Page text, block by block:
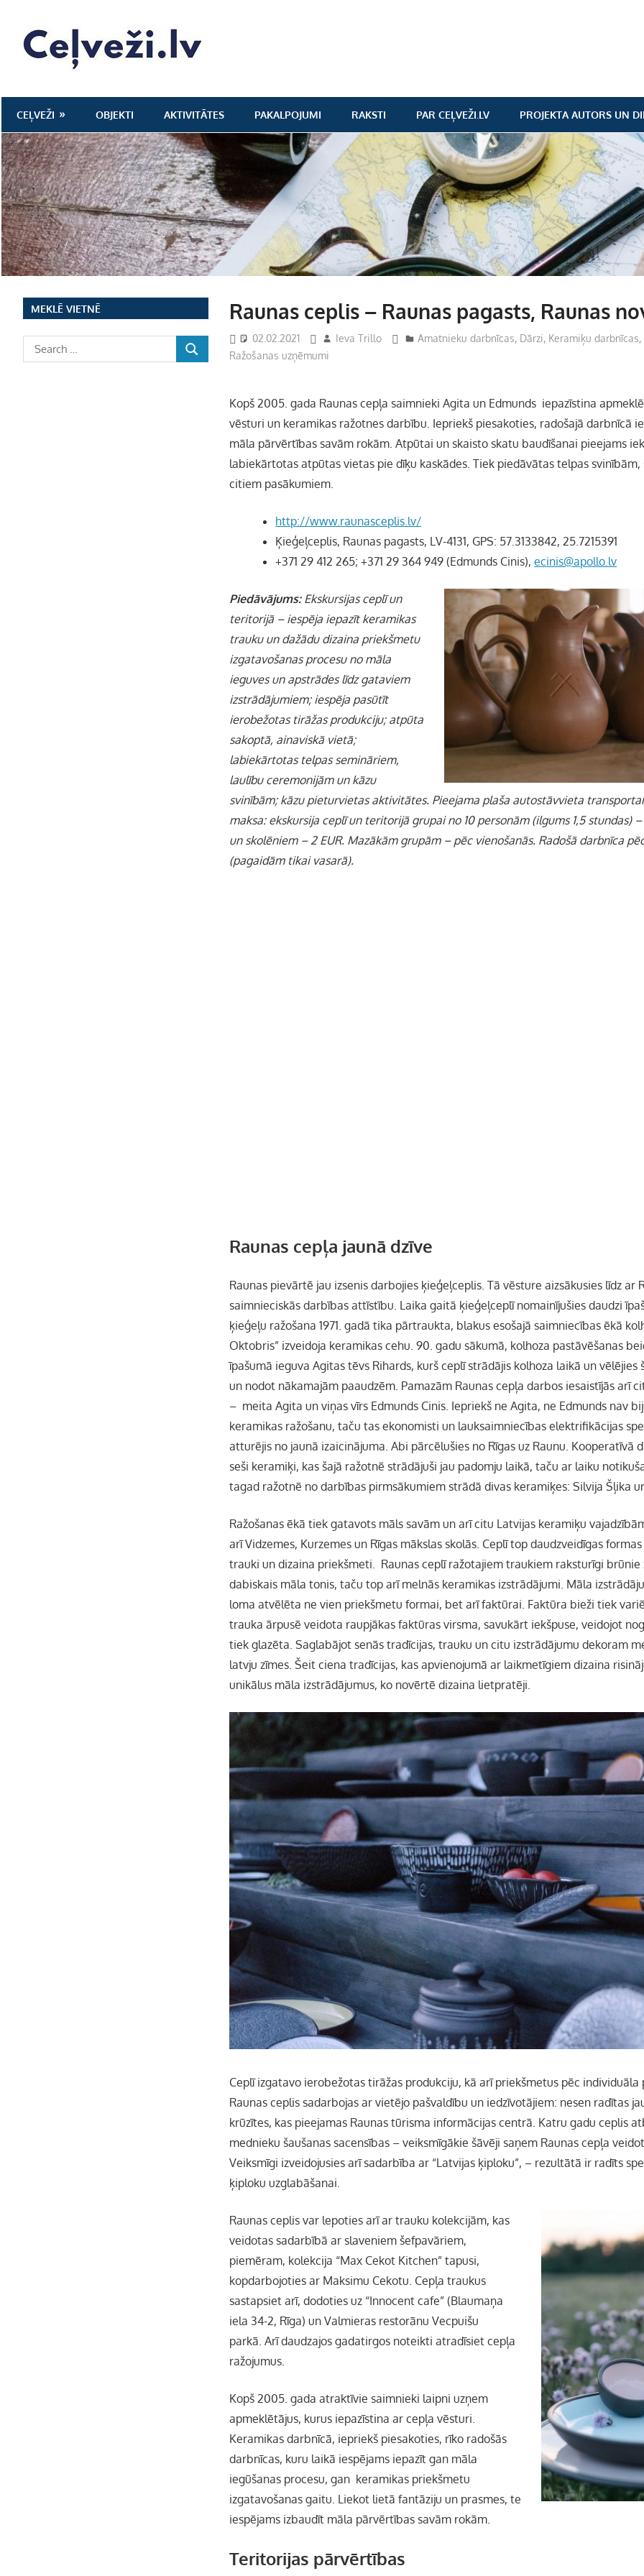
content
CEĻVEŽI OBJEKTI AKTIVITĀTES PAKALPOJUMI RAKSTI PAR CEĻVEŽI.LV PROJEKTA AUTORS UN
Raunas ceplis – Raunas pagasts, Raunas
02.02.2021 Ieva Trillo Amatnieku darbnīcas, Dārzi, Keramiķu darbnīcas,
Ražošanas uzņēmumi
Kopš 2005. gada Raunas cepļa saimnieki Agita un Edmunds iepazīstina
vēsturi un keramikas ražotnes darbību. Iepriekš piesakoties, radošajā darbnīcā
māla pārvērtības savām rokām. Atpūtai un skaisto skatu baudīšanai pieejams
labiekārtotas atpūtas vietas pie dīķu kaskādes. Tiek piedāvātas telpas
citiem pasākumiem.
http://www.raunasceplis.lv/
Ķieģeļceplis, Raunas pagasts, LV-4131, GPS: 57.3133842, 25.7215391
+371 29 412 265; +371 29 364 949 (Edmunds Cinis),ecinis@apollo.lv
Piedāvājums:Ekskursijas ceplī un
teritorijā – iespēja iepazīt keramikas
trauku un dažādu dizaina priekšmetu
izgatavošanas procesu no māla
ieguves un apstrādes līdz gataviem
izstrādājumiem; iespēja pasūtīt
ierobežotas tirāžas produkciju; atpūta
sakoptā, ainaviskā vietā;
labiekārtotas telpas semināriem,
laulību ceremonijām un kāzu
svinībām; kāzu pieturvietas aktivitātes. Pieejama plaša autostāvvieta
maksa: ekskursija ceplī un teritorijā grupai no 10 personām (ilgums 1,5 stundas)
un skolēniem – 2 EUR. Mazākām grupām – pēc vienošanās. Radošā darbnīca
(pagaidām tikai vasarā).
Raunas cepļa jaunā dzīve
Raunas pievārtē jau izsenis darbojies ķieģeļceplis. Tā vēsture aizsākusies līdz ar
saimnieciskās darbības attīstību. Laika gaitā ķieģeļceplī nomainījušies daudzi
ķieģeļu ražošana 1971. gadā tika pārtraukta, blakus esošajā saimniecības ēkā
Oktobris” izveidoja keramikas cehu. 90. gadu sākumā, kolhoza pastāvēšanas
īpašumā ieguva Agitas tēvs Rihards, kurš ceplī strādājis kolhoza laikā un vēlējies
un nodot nākamajām paaudzēm. Pamazām Raunas cepļa darbos iesaistījās arī
– meita Agita un viņas vīrs Edmunds Cinis. Iepriekš ne Agita, ne Edmunds nav
keramikas ražošanu, taču tas ekonomisti un lauksaimniecības elektrifikācijas
atturējis no jaunā izaicinājuma. Abi pārcēlušies no Rīgas uz Raunu. Kooperatīvā
seši keramiķi, kas šajā ražotnē strādājuši jau padomju laikā, taču ar laiku
tagad ražotnē no darbības pirmsākumiem strādā divas keramiķes: Silvija Šļika
Ražošanas ēkā tiek gatavots māls savām un arī citu Latvijas keramiķu
arī Vidzemes, Kurzemes un Rīgas mākslas skolās. Ceplī top daudzveidīgas
trauki un dizaina priekšmeti. Raunas ceplī ražotajiem traukiem raksturīgi brūnie
dabiskais māla tonis, taču top arī melnās keramikas izstrādājumi. Māla
loma atvēlēta ne vien priekšmetu formai, bet arī faktūrai. Faktūra bieži tiek
trauka ārpusē veidota raupjākas faktūras virsma, savukārt iekšpuse, veidojot
tiek glazēta. Saglabājot senās tradīcijas, trauku un citu izstrādājumu dekoram
latvju zīmes. Šeit ciena tradīcijas, kas apvienojumā ar laikmetīgiem dizaina
unikālus māla izstrādājumus, ko novērtē dizaina lietpratēji.
Ceplī izgatavo ierobežotas tirāžas produkciju, kā arī priekšmetus pēc individuāla
Raunas ceplis sadarbojas ar vietējo pašvaldību un iedzīvotājiem: nesen radītas
krūzītes, kas pieejamas Raunas tūrisma informācijas centrā. Katru gadu ceplis
mednieku šaušanas sacensības – veiksmīgākie šāvēji saņem Raunas cepļa
Veiksmīgi izveidojusies arī sadarbība ar “Latvijas ķiploku”, – rezultātā ir radīts
ķiploku uzglabāšanai.
Raunas ceplis var lepoties arī ar trauku kolekcijām, kas
veidotas sadarbībā ar slaveniem šefpavāriem,
piemēram, kolekcija “Max Cekot Kitchen” tapusi,
kopdarbojoties ar Maksimu Cekotu. Cepļa traukus
sastapsiet arī, dodoties uz “Innocent cafe” (Blaumaņa
iela 34-2, Rīga) un Valmieras restorānu Vecpuišu
parkā.Arī daudzajos gadatirgos noteikti atradīsiet cepļa
ražojumus.
Kopš 2005. gada atraktīvie saimnieki laipni uzņem
apmeklētājus, kurus iepazīstina ar cepļa vēsturi.
Keramikas darbnīcā, iepriekš piesakoties, rīko radošās
darbnīcas, kuru laikā iespējams iepazīt gan māla
iegūšanas procesu, gan keramikas priekšmetu
izgatavošanas gaitu. Liekot lietā fantāziju un prasmes, te
iespējams izbaudīt māla pārvērtības savām rokām.
Teritorijas pārvērtības
MEKLĒ VIETNĒ